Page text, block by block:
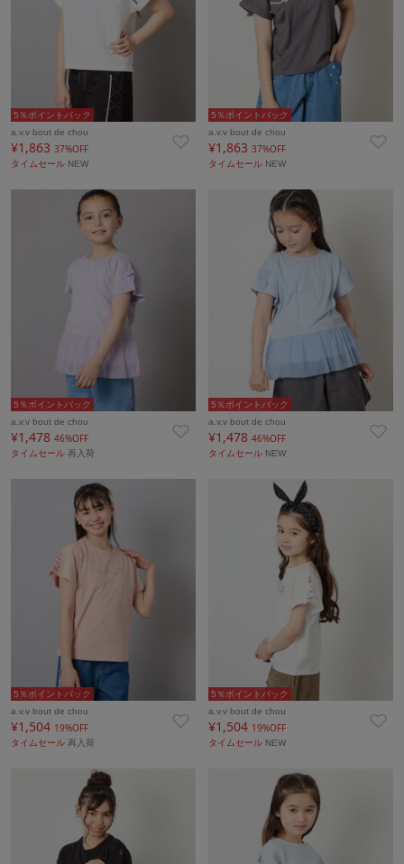
5％ポイントバック
a.v.v bout de chou
¥1,863 37%OFF
タイムセール NEW
5％ポイントバック
a.v.v bout de chou
¥1,86337%OFF
タイムセール NEW
5％ポイントバック
a.v.v bout de chou
¥1,478 46%OFF
タイムセール 再入荷
5％ポイントバック
a.v.v bout de chou
¥1,47846%OFF
タイムセール NEW
5％ポイントバック
a.v.v bout de chou
¥1,504 19%OFF
タイムセール 再入荷
5％ポイントバック
a.v.v bout de chou
¥1,504 19%OFF
タイムセール NEW